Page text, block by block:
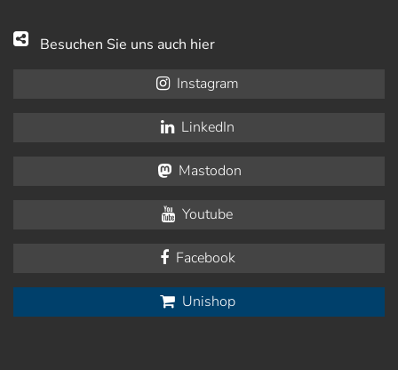
Besuchen Sie uns auch hier
Instagram
LinkedIn
Mastodon
Youtube
Facebook
Unishop